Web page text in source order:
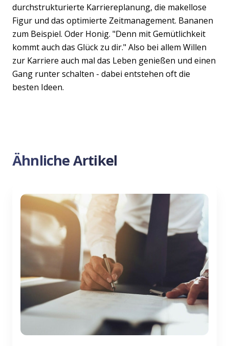
durchstrukturierte Karriereplanung, die makellose
Figur und das optimierte Zeitmanagement. Bananen
zum Beispiel. Oder Honig. "Denn mit Gemütlichkeit
kommt auch das Glück zu dir." Also bei allem Willen
zur Karriere auch mal das Leben genießen und einen
Gang runter schalten - dabei entstehen oft die
besten Ideen.
Ähnliche Artikel